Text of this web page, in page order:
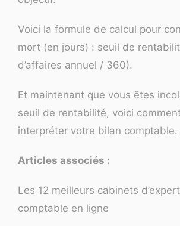
Voici la formule de calcul pour
mort (en jours) : seuil de
d’affaires annuel / 360).
Et maintenant que vous êtes
seuil de rentabilité, voici
interpréter votre bilan comptable.
Articles associés :
Les 12 meilleurs cabinets
comptable en ligne